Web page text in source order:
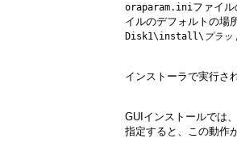
oraparam.iniファイ
イルのデフォルトの場
Disk1\install\ プラッ
インストーラで実行さ
GUIインストールでは
指定すると、この動作